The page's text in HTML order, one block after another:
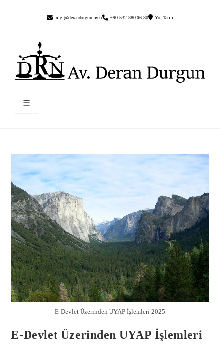
bilgi@derandurgun.av.tr +90 532 380 96 30 Yol Tarifi
☰
E-Devlet Üzerinden UYAP İşlemleri 2025
E-Devlet Üzerinden UYAP İşlemleri